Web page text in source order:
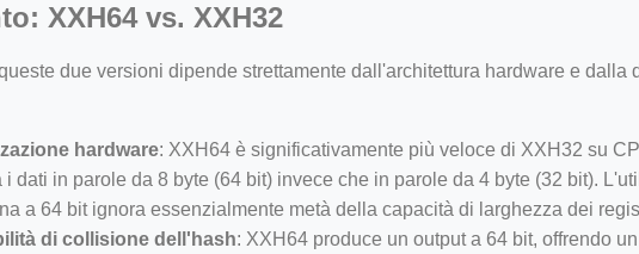
XXH64 vs. XXH32
due versioni dipende strettamente dall'architettura hardware e dalla
hardware: XXH64 è significativamente più veloce di XXH32 su
i dati in parole da 8 byte (64 bit) invece che in parole da 4 byte (32 bit).
a 64 bit ignora essenzialmente metà della capacità di larghezza dei
di collisione dell'hash: XXH64 produce un output a 64 bit, offrendo